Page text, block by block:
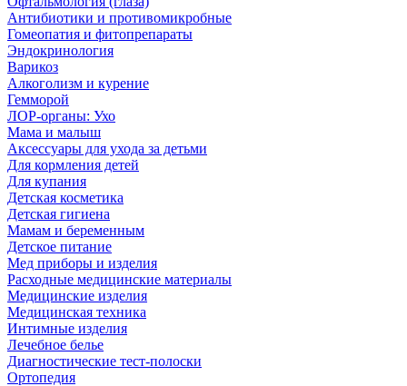
Антибиотики и противомикробные
Гомеопатия и фитопрепараты
Эндокринология
Варикоз
Алкоголизм и курение
Гемморой
ЛОР-органы: Ухо
Мама и малыш
Аксессуары для ухода за детьми
Для кормления детей
Для купания
Детская косметика
Детская гигиена
Мамам и беременным
Детское питание
Мед приборы и изделия
Расходные медицинские материалы
Медицинские изделия
Медицинская техника
Интимные изделия
Лечебное белье
Диагностические тест-полоски
Ортопедия